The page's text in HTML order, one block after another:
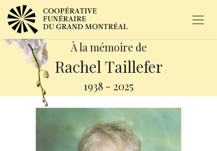
À la mémoire de
Rachel Taillefer
1938 - 2025